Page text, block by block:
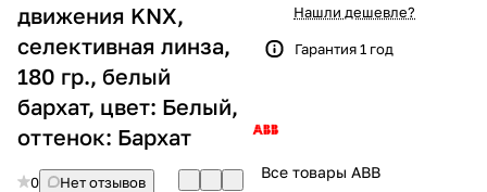
движения KNX,
селективная линза,
180 гр., белый
бархат, цвет: Белый,
оттенок: Бархат
0
Нет отзывов
Нашли дешевле?
Гарантия 1 год
Все товары ABB